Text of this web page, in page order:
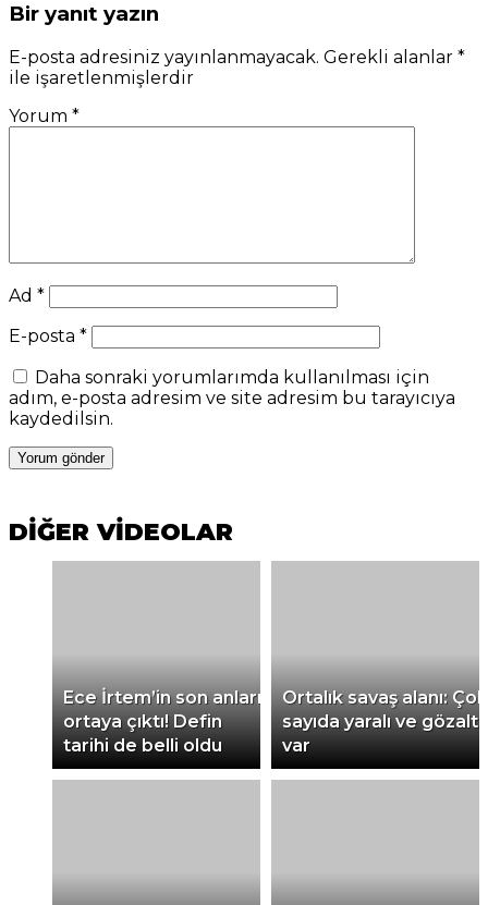
Bir yanıt yazın
E-posta adresiniz yayınlanmayacak. Gerekli alanlar *
ile işaretlenmişlerdir
Yorum *
Ad *
E-posta *
Daha sonraki yorumlarımda kullanılması için
adım, e-posta adresim ve site adresim bu tarayıcıya
kaydedilsin.
DİĞER VİDEOLAR
Ece İrtem’in son anları
ortaya çıktı! Defin
tarihi de belli oldu
Ortalık savaş alanı: Çok
sayıda yaralı ve gözaltı
var